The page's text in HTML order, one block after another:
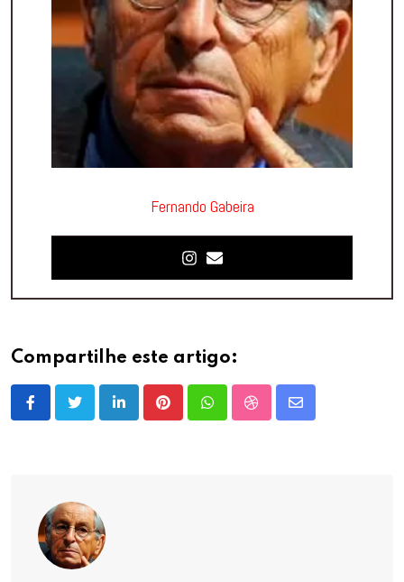
Fernando Gabeira
Compartilhe este artigo:
LinkedInPinterestWhatsappStumbleUpon
Share